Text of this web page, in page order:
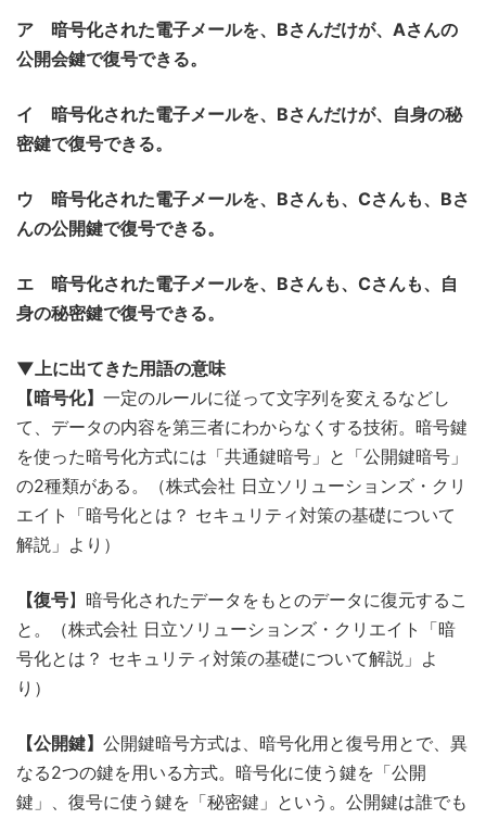
ア 暗号化された電子メールを、Bさんだけが、Aさんの
公開会鍵で復号できる。
イ 暗号化された電子メールを、Bさんだけが、自身の秘
密鍵で復号できる。
ウ 暗号化された電子メールを、Bさんも、Cさんも、Bさ
んの公開鍵で復号できる。
エ 暗号化された電子メールを、Bさんも、Cさんも、自
身の秘密鍵で復号できる。
▼上に出てきた用語の意味
【暗号化】 一定のルールに従って文字列を変えるなどし
て、データの内容を第三者にわからなくする技術。暗号鍵
を使った暗号化方式には「共通鍵暗号」と「公開鍵暗号」
の2種類がある。（株式会社 日立ソリューションズ・クリ
エイト「暗号化とは？ セキュリティ対策の基礎について
解説」より）
【復号】暗号化されたデータをもとのデータに復元するこ
と。（株式会社 日立ソリューションズ・クリエイト「暗
号化とは？ セキュリティ対策の基礎について解説」よ
り）
【公開鍵】 公開鍵暗号方式は、暗号化用と復号用とで、異
なる2つの鍵を用いる方式。暗号化に使う鍵を「公開
鍵」、復号に使う鍵を「秘密鍵」という。公開鍵は誰でも